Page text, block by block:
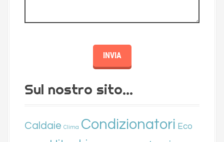
Sul nostro sito…
Caldaie Clima Condizionatori Eco